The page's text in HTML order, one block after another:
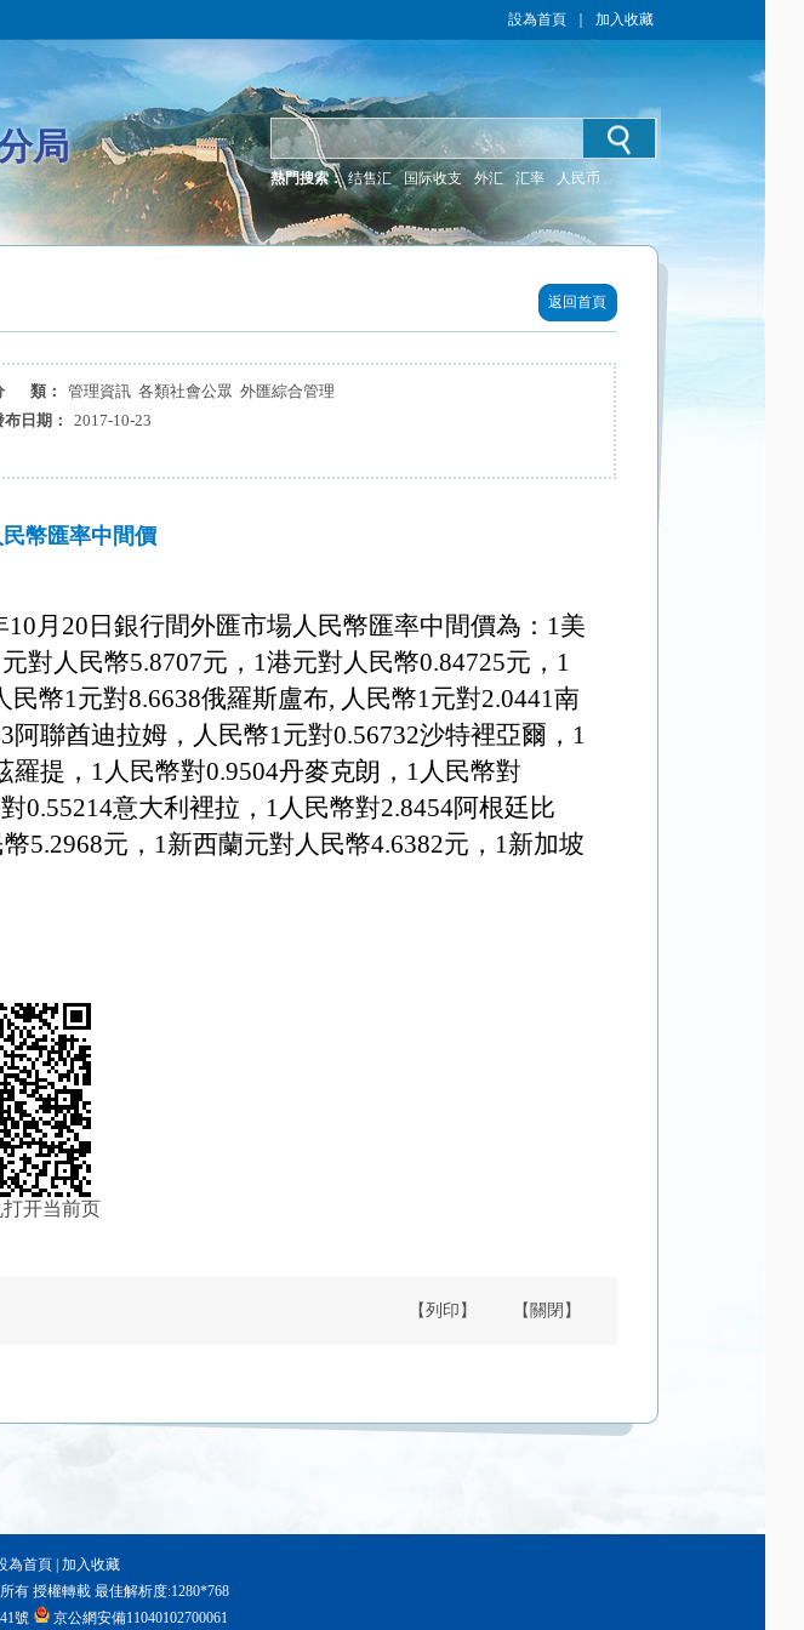
設為首頁 加入收藏
局
熱門搜索： 结售汇 国际收支 外汇 汇率 人民币
返回首頁
類：
管理資訊 各類社會公眾 外匯綜合管理
布日期：
2017-10-23
民幣匯率中間價
10月 20 日銀行間外匯市場人民幣匯率中間價為：1美
對人民幣5.8707元 ，1港元對人民幣0.84725元 ，1
民幣1元對8.6638俄羅斯盧布, 人民幣1元對2.0441南
阿聯酋迪拉姆，人民幣1元對0.56732沙特裡亞爾，1
羅提，1人民幣對0.9504丹麥克朗，1人民幣對
0.55214意大利裡拉，1人民幣對2.8454阿根廷比
5.2968元，1新西蘭元對人民幣4.6382元，1新加坡
开当前页
【列印】 【關閉】
為首頁 加入收藏
有 授權轉載 最佳解析度:1280*768
號 京公網安備11040102700061